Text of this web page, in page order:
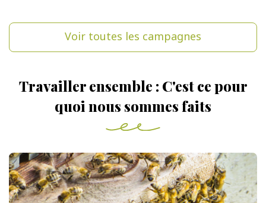
Voir toutes les campagnes
Travailler ensemble : C'est ce pour
quoi nous sommes faits